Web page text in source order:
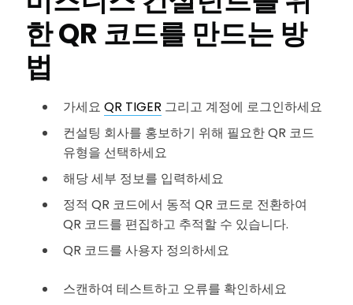
한 QR 코드를 만드는 방
법
가세요 QR TIGER 그리고 계정에 로그인하세요
컨설팅 회사를 홍보하기 위해 필요한 QR 코드
유형을 선택하세요
해당 세부 정보를 입력하세요
정적 QR 코드에서 동적 QR 코드로 전환하여
QR 코드를 편집하고 추적할 수 있습니다.
QR 코드를 사용자 정의하세요
스캔하여 테스트하고 오류를 확인하세요